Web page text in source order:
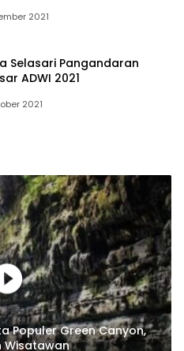
2021
Selasari Pangandaran
ADWI 2021
2021
Populer Green Canyon,
Wisatawan